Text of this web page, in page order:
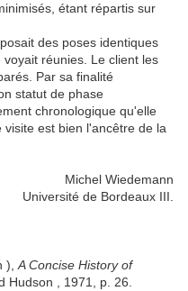
étant répartis sur
des poses identiques
réunies. Le client les
Par sa finalité
statut de phase
chronologique qu'elle
est bien l'ancêtre de la
Michel Wiedemann
Université de Bordeaux III.
),A Concise History of
Hudson , 1971, p. 26.